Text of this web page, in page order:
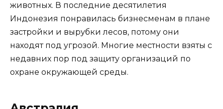
животных. В последние десятилетия
Индонезия понравилась бизнесменам в плане
застройки и вырубки лесов, потому они
находят под угрозой. Многие местности взяты с
недавних пор под защиту организаций по
охране окружающей среды.